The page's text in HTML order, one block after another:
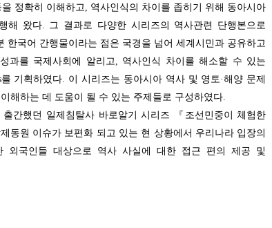
정확히 이해하고, 역사인식의 차이를 좁히기 위해 동아시아
해 왔다. 그 결과로 다양한 시리즈의 역사관련 단행본으로
한국어 간행물이라는 점은 국경을 넘어 세계시민과 공유하고
과를 국제사회에 알리고, 역사인식 차이를 해소할 수 있는
기획하였다. 이 시리즈는 동아시아 역사 및 영토·해양 문제
해하는 데 도움이 될 수 있는 주제들로 구성하였다.
간했던 일제침탈사 바로알기 시리즈 『조선민중이 체험한
동원 이슈가 보편화 되고 있는 현 상황에서 우리나라 입장의
외국인들 대상으로 역사 사실에 대한 접근 편의 제공 및